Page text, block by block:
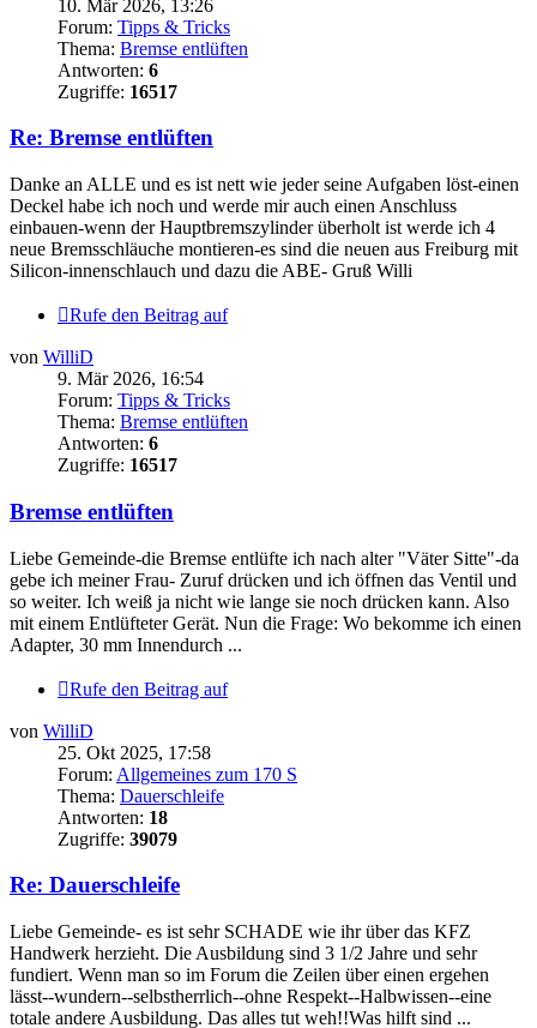
10. Mär 2026, 13:26
Forum: Tipps & Tricks
Thema: Bremse entlüften
Antworten: 6
Zugriffe: 16517
Re: Bremse entlüften
Danke an ALLE und es ist nett wie jeder seine Aufgaben löst-einen
Deckel habe ich noch und werde mir auch einen Anschluss
einbauen-wenn der Hauptbremszylinder überholt ist werde ich 4
neue Bremsschläuche montieren-es sind die neuen aus Freiburg mit
Silicon-innenschlauch und dazu die ABE- Gruß Willi
Rufe den Beitrag auf
von WilliD
9. Mär 2026, 16:54
Forum: Tipps & Tricks
Thema: Bremse entlüften
Antworten: 6
Zugriffe: 16517
Bremse entlüften
Liebe Gemeinde-die Bremse entlüfte ich nach alter "Väter Sitte"-da
gebe ich meiner Frau- Zuruf drücken und ich öffnen das Ventil und
so weiter. Ich weiß ja nicht wie lange sie noch drücken kann. Also
mit einem Entlüfteter Gerät. Nun die Frage: Wo bekomme ich einen
Adapter, 30 mm Innendurch ...
Rufe den Beitrag auf
von WilliD
25. Okt 2025, 17:58
Forum: Allgemeines zum 170 S
Thema: Dauerschleife
Antworten: 18
Zugriffe: 39079
Re: Dauerschleife
Liebe Gemeinde- es ist sehr SCHADE wie ihr über das KFZ
Handwerk herzieht. Die Ausbildung sind 3 1/2 Jahre und sehr
fundiert. Wenn man so im Forum die Zeilen über einen ergehen
lässt--wundern--selbstherrlich--ohne Respekt--Halbwissen--eine
totale andere Ausbildung. Das alles tut weh!!Was hilft sind ...